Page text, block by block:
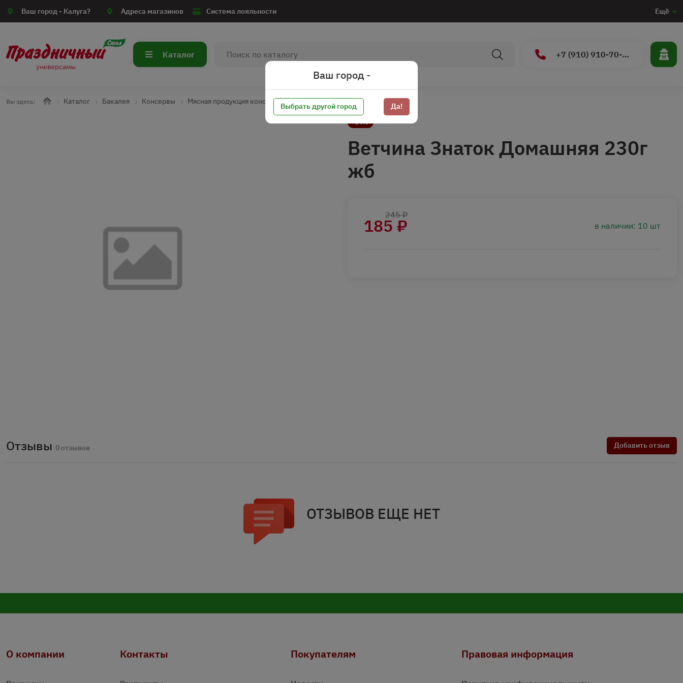
Ваш город - Калуга? Адреса магазинов Система лояльности Ещё
Каталог +7 (910) 910-70-15
Вы здесь: Каталог Бакалея Консервы Мясная продукция консервированная Птица*
-24%
Ветчина Знаток Домашняя 230г
жб
185 ₽
245 ₽
в наличии: 10 шт
Отзывы 0 отзывов Добавить отзыв
ОТЗЫВОВ ЕЩЕ НЕТ
О компании Контакты Покупателям Правовая информация
Ваш город -
Выбрать другой город Да!